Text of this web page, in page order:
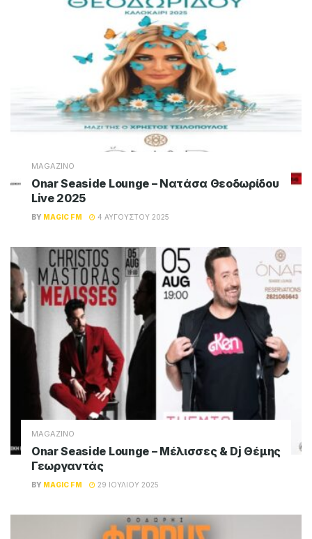
MAGAZINO
Onar Seaside Lounge – Νατάσα Θεοδωρίδου
Live 2025
BY MAGIC FM 4 ΑΥΓΟΎΣΤΟΥ 2025
MAGAZINO
Onar Seaside Lounge – Μέλισσες & Dj Θέμης
Γεωργαντάς
BY MAGIC FM 29 ΙΟΥΛΊΟΥ 2025